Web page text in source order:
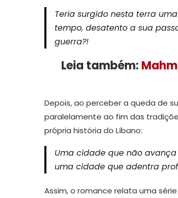
Teria surgido nesta terra
tempo, desatento a sua
guerra?!
Leia também:
Depois, ao perceber a queda de
paralelamente ao fim das
própria história do Líbano:
Uma cidade que não
uma cidade que adentra
Assim, o romance relata uma